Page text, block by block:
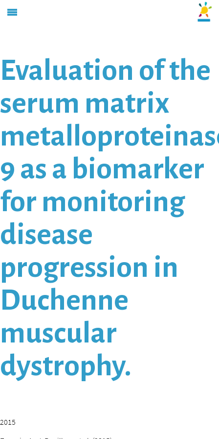
Evaluation of the
serum matrix
9 as a biomarker
for monitoring
disease
progression in
Duchenne
muscular
dystrophy.
2015